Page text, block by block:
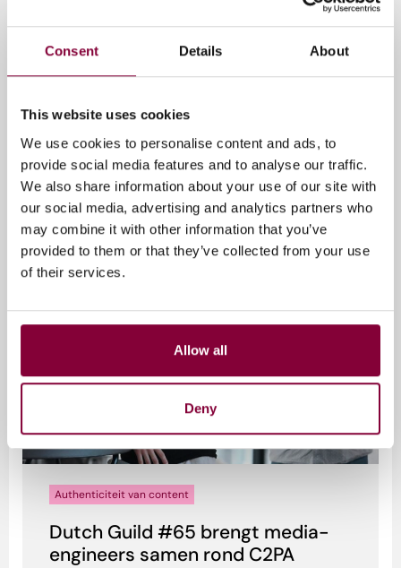
Consent Details About
This website uses cookies
We use cookies to personalise content and ads, to
provide social media features and to analyse our traffic.
We also share information about your use of our site with
our social media, advertising and analytics partners who
may combine it with other information that you’ve
provided to them or that they’ve collected from your use
of their services.
Allow all
Deny
+10 foto's
Tags
Authenticiteit van content
Gerelateerde artikelen
Authenticiteit van content
Dutch Guild #65 brengt media-
engineers samen rond C2PA